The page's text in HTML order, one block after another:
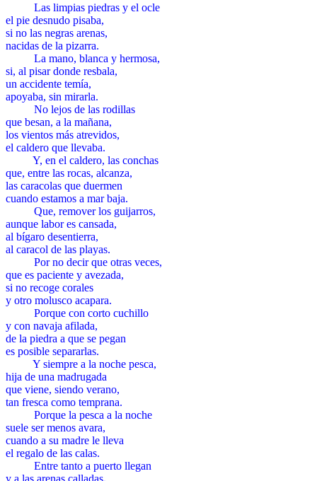
Las limpias piedras y el ocle
el pie desnudo pisaba,
si no las negras arenas,
nacidas de la pizarra.
La mano, blanca y hermosa,
si, al pisar donde resbala,
un accidente temía,
apoyaba, sin mirarla.
No lejos de las rodillas
que besan, a la mañana,
los vientos más atrevidos,
el caldero que llevaba.
Y, en el caldero, las conchas
que, entre las rocas, alcanza,
las caracolas que duermen
cuando estamos a mar baja.
Que, remover los guijarros,
aunque labor es cansada,
al bígaro desentierra,
al caracol de las playas.
Por no decir que otras veces,
que es paciente y avezada,
si no recoge corales
y otro molusco acapara.
Porque con corto cuchillo
y con navaja afilada,
de la piedra a que se pegan
es posible separarlas.
Y siempre a la noche pesca,
hija de una madrugada
que viene, siendo verano,
tan fresca como temprana.
Porque la pesca a la noche
suele ser menos avara,
cuando a su madre le lleva
el regalo de las calas.
Entre tanto a puerto llegan
y a las arenas calladas,